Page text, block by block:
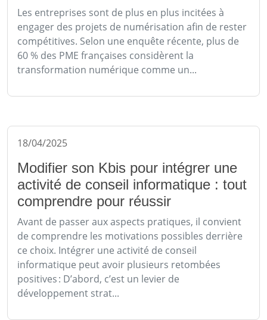
Les entreprises sont de plus en plus incitées à
engager des projets de numérisation afin de rester
compétitives. Selon une enquête récente, plus de
60 % des PME françaises considèrent la
transformation numérique comme un...
18/04/2025
Modifier son Kbis pour intégrer une
activité de conseil informatique : tout
comprendre pour réussir
Avant de passer aux aspects pratiques, il convient
de comprendre les motivations possibles derrière
ce choix. Intégrer une activité de conseil
informatique peut avoir plusieurs retombées
positives : D’abord, c’est un levier de
développement strat...